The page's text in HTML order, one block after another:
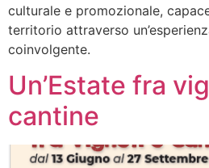
culturale e promozionale,
territorio attraverso
coinvolgente.
Un’Estate fra
cantine